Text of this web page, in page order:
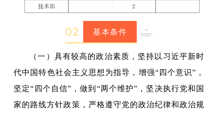
02 基本条件
（一）具有较高的政治素质，坚持以习近平新时
代中国特色社会主义思想为指导，增强“四个意识”，
坚定“四个自信”，做到“两个维护”，坚决执行党和国
家的路线方针政策，严格遵守党的政治纪律和政治规